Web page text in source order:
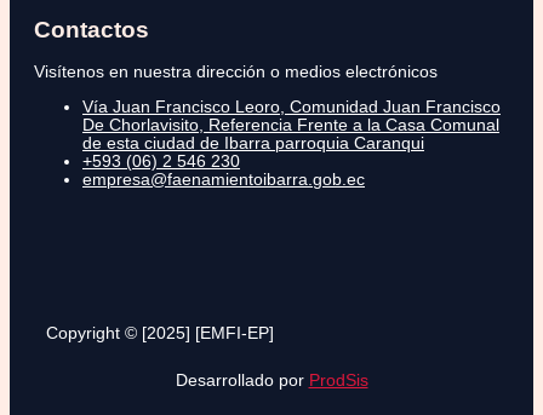
Contactos
Visítenos en nuestra dirección o medios electrónicos
Vía Juan Francisco Leoro, Comunidad Juan Francisco
De Chorlavisito, Referencia Frente a la Casa Comunal
de esta ciudad de Ibarra parroquia Caranqui
+593 (06) 2 546 230
empresa@faenamientoibarra.gob.ec
Copyright © [2025] [EMFI-EP]
Desarrollado por ProdSis